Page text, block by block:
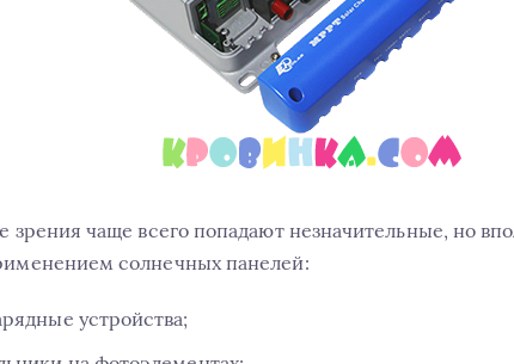
зрения чаще всего попадают незначительные, но
солнечных панелей:
устройства;